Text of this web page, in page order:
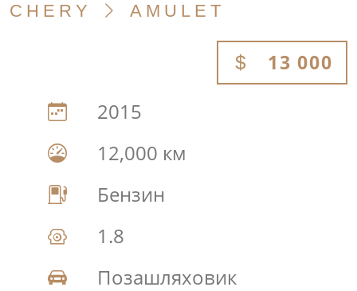
CHERY AMULET
13 000
2015
12,000 км
Бензин
1.8
Позашляховик